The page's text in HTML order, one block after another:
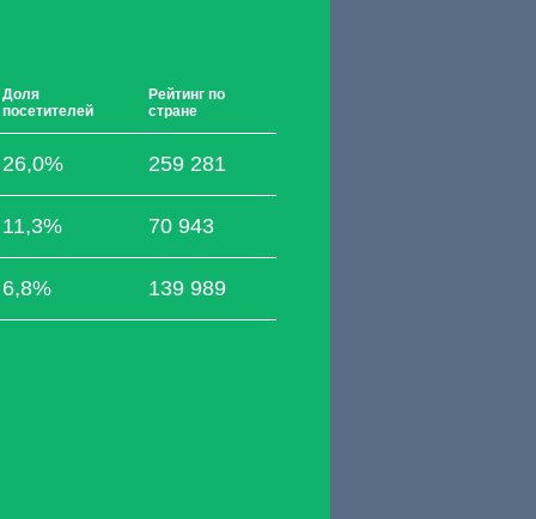
Доля
посетителей
Рейтинг по
стране
26,0% 259 281
11,3% 70 943
6,8% 139 989